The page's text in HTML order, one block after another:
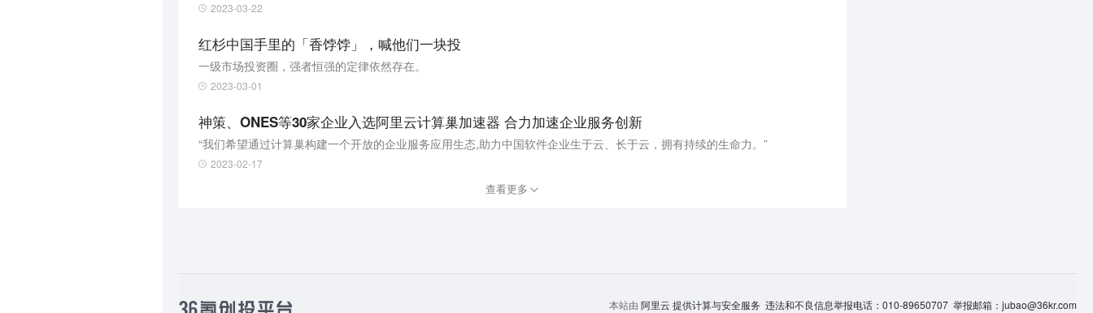
2023-03-22
红杉中国手里的「香饽饽」，喊他们一块投
一级市场投资圈，强者恒强的定律依然存在。
2023-03-01
神策、ONES等30家企业入选阿里云计算巢加速器 合力加速企业服务创新
“我们希望通过计算巢构建一个开放的企业服务应用生态,助力中国软件企业生于云、长于云，拥有持续的生命力。”
2023-02-17
查看更多
本站由 阿里云 提供计算与安全服务 违法和不良信息举报电话：010-89650707 举报邮箱：jubao@36kr.com